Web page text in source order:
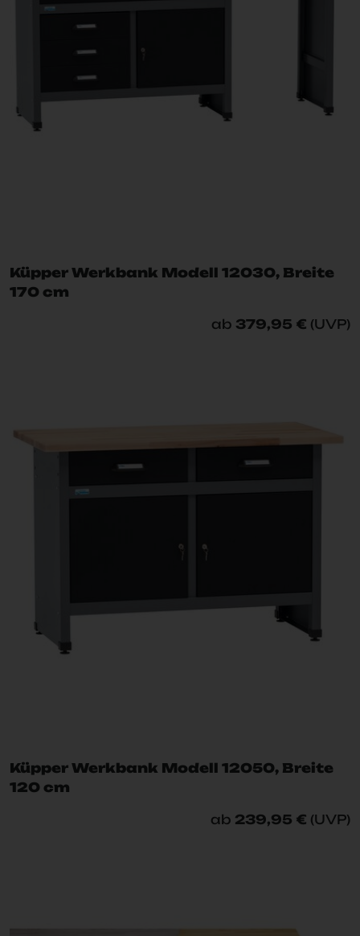
Küpper Werkbank Modell 12030, Breite
170 cm
ab 379,95 € (UVP)
Küpper Werkbank Modell 12050, Breite
120 cm
ab 239,95 € (UVP)